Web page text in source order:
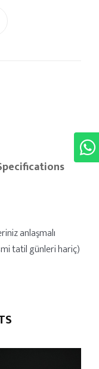
anlaşmalı
tatil günleri hariç)